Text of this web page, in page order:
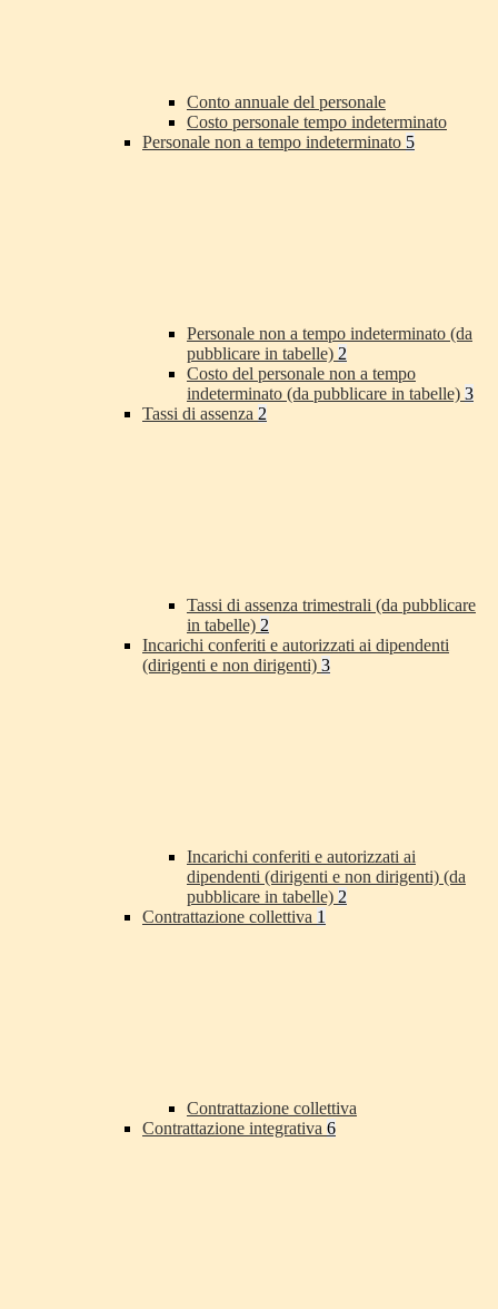
Conto annuale del personale
Costo personale tempo indeterminato
Personale non a tempo indeterminato 5
Personale non a tempo indeterminato (da
pubblicare in tabelle) 2
Costo del personale non a tempo
indeterminato (da pubblicare in tabelle) 3
Tassi di assenza 2
Tassi di assenza trimestrali (da pubblicare
in tabelle) 2
Incarichi conferiti e autorizzati ai dipendenti
(dirigenti e non dirigenti) 3
Incarichi conferiti e autorizzati ai
dipendenti (dirigenti e non dirigenti) (da
pubblicare in tabelle) 2
Contrattazione collettiva 1
Contrattazione collettiva
Contrattazione integrativa 6